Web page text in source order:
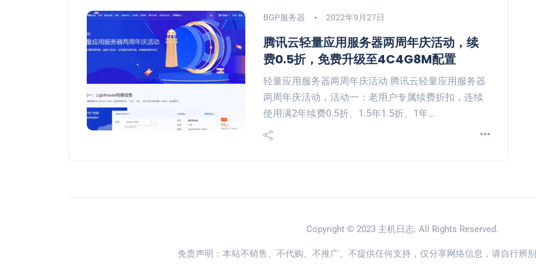
BGP服务器 2022年9月27日
腾讯云轻量应用服务器两周年庆活动，续
费0.5折，免费升级至4C4G8M配置
轻量应用服务器两周年庆活动 腾讯云轻量应用服务器
两周年庆活动，活动一：老用户专属续费折扣，连续
使用满2年续费0.5折、1.5年1.5折、1年…
Copyright © 2023 主机日志. All Rights Reserved.
免责声明：本站不销售、不代购、不推广、不提供任何支持，仅分享网络信息，请自行辨